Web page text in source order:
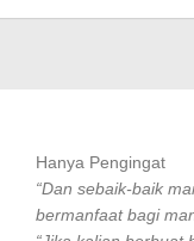
Hanya Pengingat
“Dan sebaik-baik
bermanfaat bagi